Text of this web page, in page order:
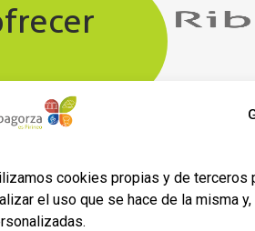
cookies propias y de terceros
el uso que se hace de la misma
Aviso legal
Política de privacidad